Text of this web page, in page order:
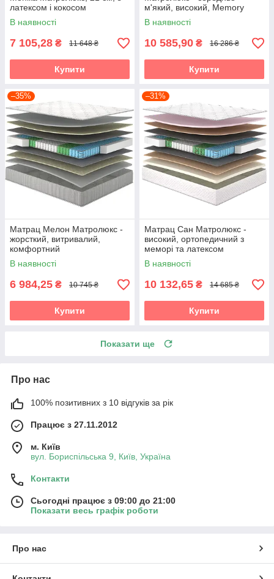
латексом і кокосом
В наявності
7 105,28 ₴ 11 648 ₴
Купити
м'який, високий, Memory
Foam
В наявності
10 585,90 ₴ 16 286 ₴
Купити
–35%
Матрац Мелон Матролюкс -
жорсткий, витривалий,
комфортний
В наявності
6 984,25 ₴ 10 745 ₴
Купити
–31%
Матрац Сан Матролюкс -
високий, ортопедичний з
меморі та латексом
В наявності
10 132,65 ₴ 14 685 ₴
Купити
Показати ще
Про нас
100% позитивних з 10 відгуків за рік
Працює з 27.11.2012
м. Київ
вул. Бориспільська 9, Київ, Україна
Контакти
Сьогодні працює з 09:00 до 21:00
Показати весь графік роботи
Про нас